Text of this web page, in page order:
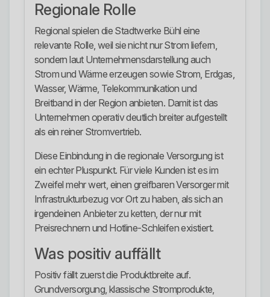
Regionale Rolle
Regional spielen die Stadtwerke Bühl eine
relevante Rolle, weil sie nicht nur Strom liefern,
sondern laut Unternehmensdarstellung auch
Strom und Wärme erzeugen sowie Strom, Erdgas,
Wasser, Wärme, Telekommunikation und
Breitband in der Region anbieten. Damit ist das
Unternehmen operativ deutlich breiter aufgestellt
als ein reiner Stromvertrieb.
Diese Einbindung in die regionale Versorgung ist
ein echter Pluspunkt. Für viele Kunden ist es im
Zweifel mehr wert, einen greifbaren Versorger mit
Infrastrukturbezug vor Ort zu haben, als sich an
irgendeinen Anbieter zu ketten, der nur mit
Preisrechnern und Hotline-Schleifen existiert.
Was positiv auffällt
Positiv fällt zuerst die Produktbreite auf.
Grundversorgung, klassische Stromprodukte,